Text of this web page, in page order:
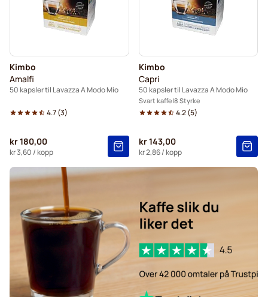
Kapsler til Lavazza A Modo Mio
Kimbo
Amalfi
50 kapsler til Lavazza A Modo Mio
4.7(3)
kr 180,00
kr 3,60 / kopp
Kimbo
Capri
50 kapsler til Lavazza A Modo Mio
Svart kaffe 8 Styrke
4.2(5)
kr 143,00
kr 2,86/ kopp